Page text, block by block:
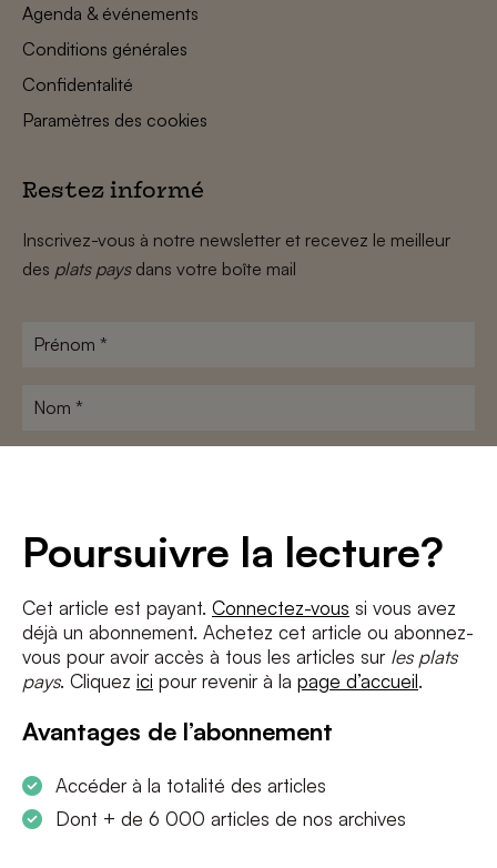
Poursuivre la lecture?
Cet article est payant. Connectez-vous si vous avez
déjà un abonnement. Achetez cet article ou abonnez-
vous pour avoir accès à tous les articles sur les plats
pays. Cliquez ici pour revenir à la page d’accueil.
Avantages de l’abonnement
Accéder à la totalité des articles
Dont + de 6 000 articles de nos archives
Agenda & événements
Conditions générales
Confidentalité
Paramètres des cookies
Restez informé
Inscrivez-vous à notre newsletter et recevez le meilleur
des plats paysdans votre boîte mail
Prénom
Nom
J'accepte les termes et conditions etla politique de confidentialité
S'INSCRIRE